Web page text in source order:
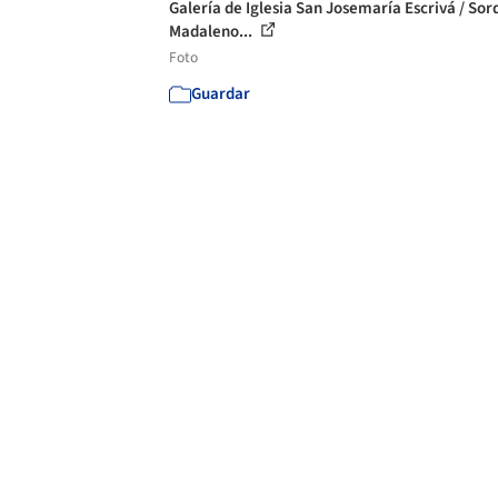
Galería de Iglesia San Josemaría Escrivá /
Madaleno...
Foto
Guardar